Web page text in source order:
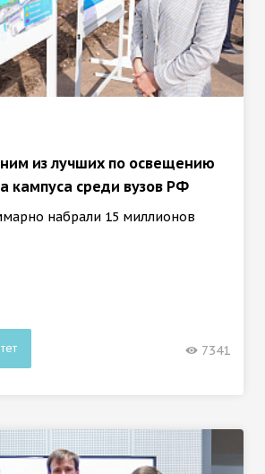
из лучших по освещению
кампуса среди вузов РФ
набрали 15 миллионов
7341